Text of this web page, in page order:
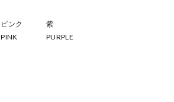
ピンク
PINK
紫
PURPLE